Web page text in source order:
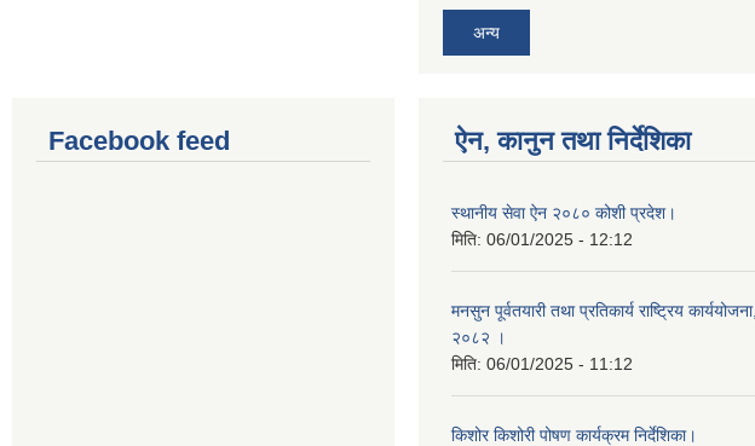
अन्य
Facebook feed ऐन, कानुन तथा निर्देशिका
स्थानीय सेवा ऐन २०८० कोशी प्रदेश।
मिति: 06/01/2025 - 12:12
मनसुन पूर्वतयारी तथा प्रतिकार्य राष्ट्रिय कार्ययोजना,
२०८२ ।
मिति: 06/01/2025 - 11:12
किशोर किशोरी पोषण कार्यक्रम निर्देशिका।